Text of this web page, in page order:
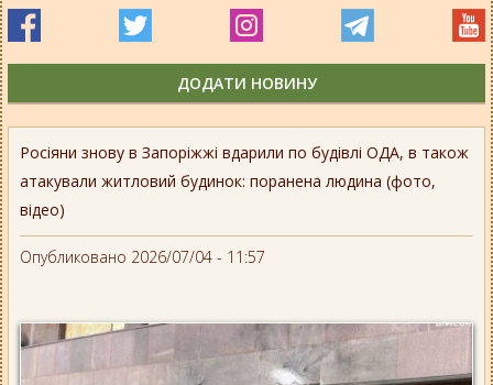
Росіяни знову в Запоріжжі вдарили по будівлі ОДА, в також
атакували житловий будинок: поранена людина (фото,
відео)
Опубликовано 2026/07/04 - 11:57
ДОДАТИ НОВИНУ